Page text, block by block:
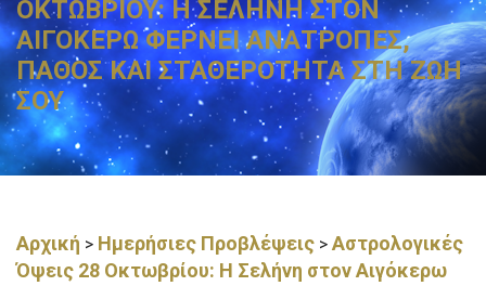
ΟΚΤΩΒΡΙΟΥ: Η ΣΕΛΗΝΗ ΣΤΟΝ
ΑΙΓΟΚΕΡΩ ΦΕΡΝΕΙ ΑΝΑΤΡΟΠΕΣ,
ΠΑΘΟΣ ΚΑΙ ΣΤΑΘΕΡΟΤΗΤΑ ΣΤΗ ΖΩΗ
ΣΟΥ
Αρχική > Ημερήσιες Προβλέψεις > Αστρολογικές
Όψεις 28 Οκτωβρίου: Η Σελήνη στον Αιγόκερω